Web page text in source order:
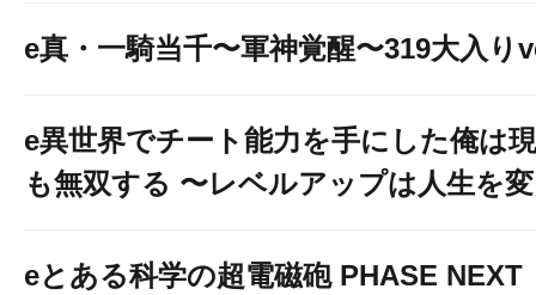
e真・一騎当千〜軍神覚醒〜319大入り
e異世界でチート能力を手にした俺は
も無双する 〜レベルアップは人生を
eとある科学の超電磁砲 PHASE NEXT